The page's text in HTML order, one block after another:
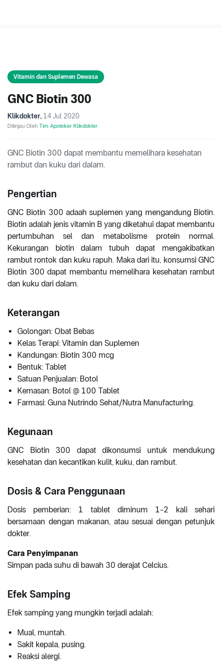
Vitamin dan Suplemen Dewasa
GNC Biotin 300
Klikdokter, 14 Jul 2020
Ditinjau Oleh Tim Apoteker Klikdokter
GNC Biotin 300 dapat membantu memelihara kesehatan
rambut dan kuku dari dalam.
Pengertian
GNC Biotin 300 adaah suplemen yang mengandung Biotin.
Biotin adalah jenis vitamin B yang diketahui dapat membantu
pertumbuhan sel dan metabolisme protein normal.
Kekurangan biotin dalam tubuh dapat mengakibatkan
rambut rontok dan kuku rapuh. Maka dari itu, konsumsi GNC
Biotin 300 dapat membantu memelihara kesehatan rambut
dan kuku dari dalam.
Keterangan
Golongan: Obat Bebas
Kelas Terapi: Vitamin dan Suplemen
Kandungan: Biotin 300 mcg
Bentuk: Tablet
Satuan Penjualan: Botol
Kemasan: Botol @ 100 Tablet
Farmasi: Guna Nutrindo Sehat/Nutra Manufacturing.
Kegunaan
GNC Biotin 300 dapat dikonsumsi untuk mendukung
kesehatan dan kecantikan kulit, kuku, dan rambut.
Dosis & Cara Penggunaan
Dosis pemberian: 1 tablet diminum 1-2 kali sehari
bersamaan dengan makanan, atau sesuai dengan petunjuk
dokter.
Cara Penyimpanan
Simpan pada suhu di bawah 30 derajat Celcius.
Efek Samping
Efek samping yang mungkin terjadi adalah:
Mual, muntah.
Sakit kepala, pusing.
Reaksi alergi.